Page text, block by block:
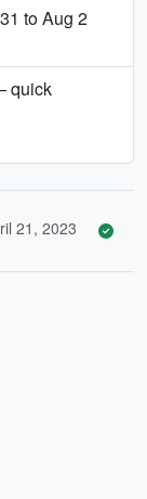
to Aug 2
quick
21, 2023